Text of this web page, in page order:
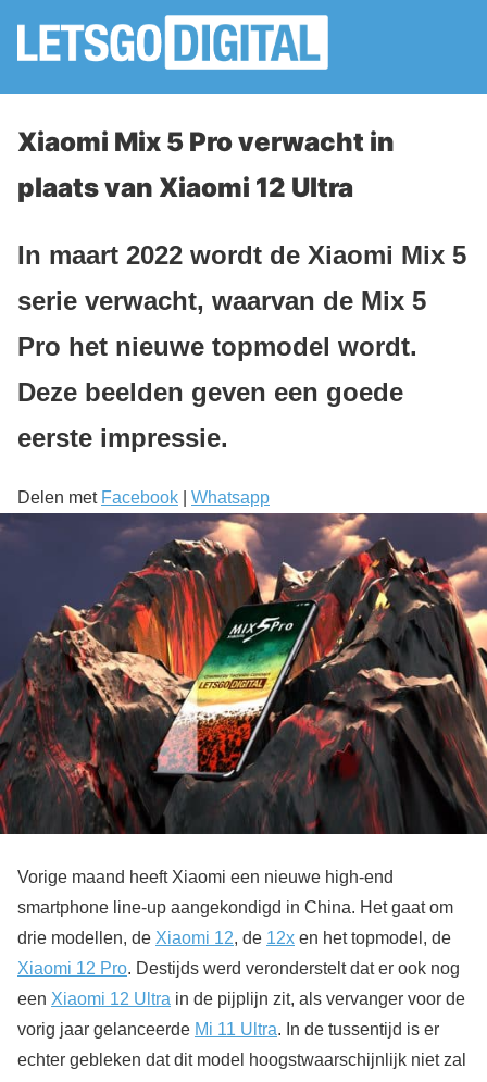
Xiaomi Mix 5 Pro verwacht in
plaats van Xiaomi 12 Ultra
In maart 2022 wordt de Xiaomi Mix 5
serie verwacht, waarvan de Mix 5
Pro het nieuwe topmodel wordt.
Deze beelden geven een goede
eerste impressie.
Delen met Facebook Whatsapp
Vorige maand heeft Xiaomi een nieuwe high-end
smartphone line-up aangekondigd in China. Het gaat om
drie modellen, de Xiaomi 12, de 12x en het topmodel, de
Xiaomi 12 Pro. Destijds werd veronderstelt dat er ook nog
een Xiaomi 12 Ultra in de pijplijn zit, als vervanger voor de
vorig jaar gelanceerde Mi 11 Ultra. In de tussentijd is er
echter gebleken dat dit model hoogstwaarschijnlijk niet zal